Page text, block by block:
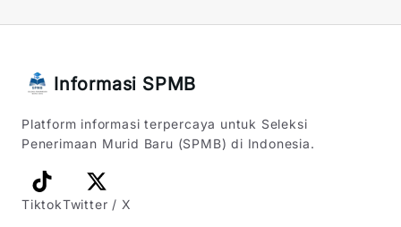
Informasi SPMB
Platform informasi terpercaya untuk Seleksi
Penerimaan Murid Baru (SPMB) di Indonesia.
TiktokTwitter / X